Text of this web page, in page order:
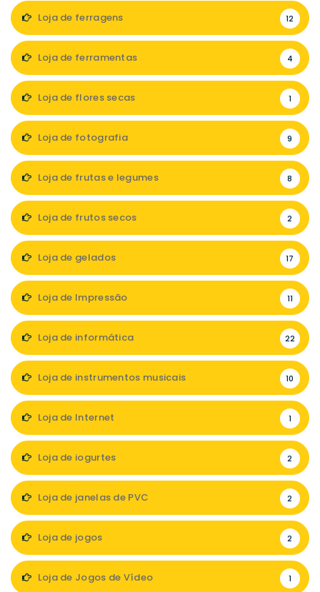
Loja de ferragens 12
Loja de ferramentas 4
Loja de flores secas 1
Loja de fotografia 9
Loja de frutas e legumes 8
Loja de frutos secos 2
Loja de gelados 17
Loja de Impressão 11
Loja de informática 22
Loja de instrumentos musicais 10
Loja de Internet 1
Loja de iogurtes 2
Loja de janelas de PVC 2
Loja de jogos 2
Loja de Jogos de Vídeo 1